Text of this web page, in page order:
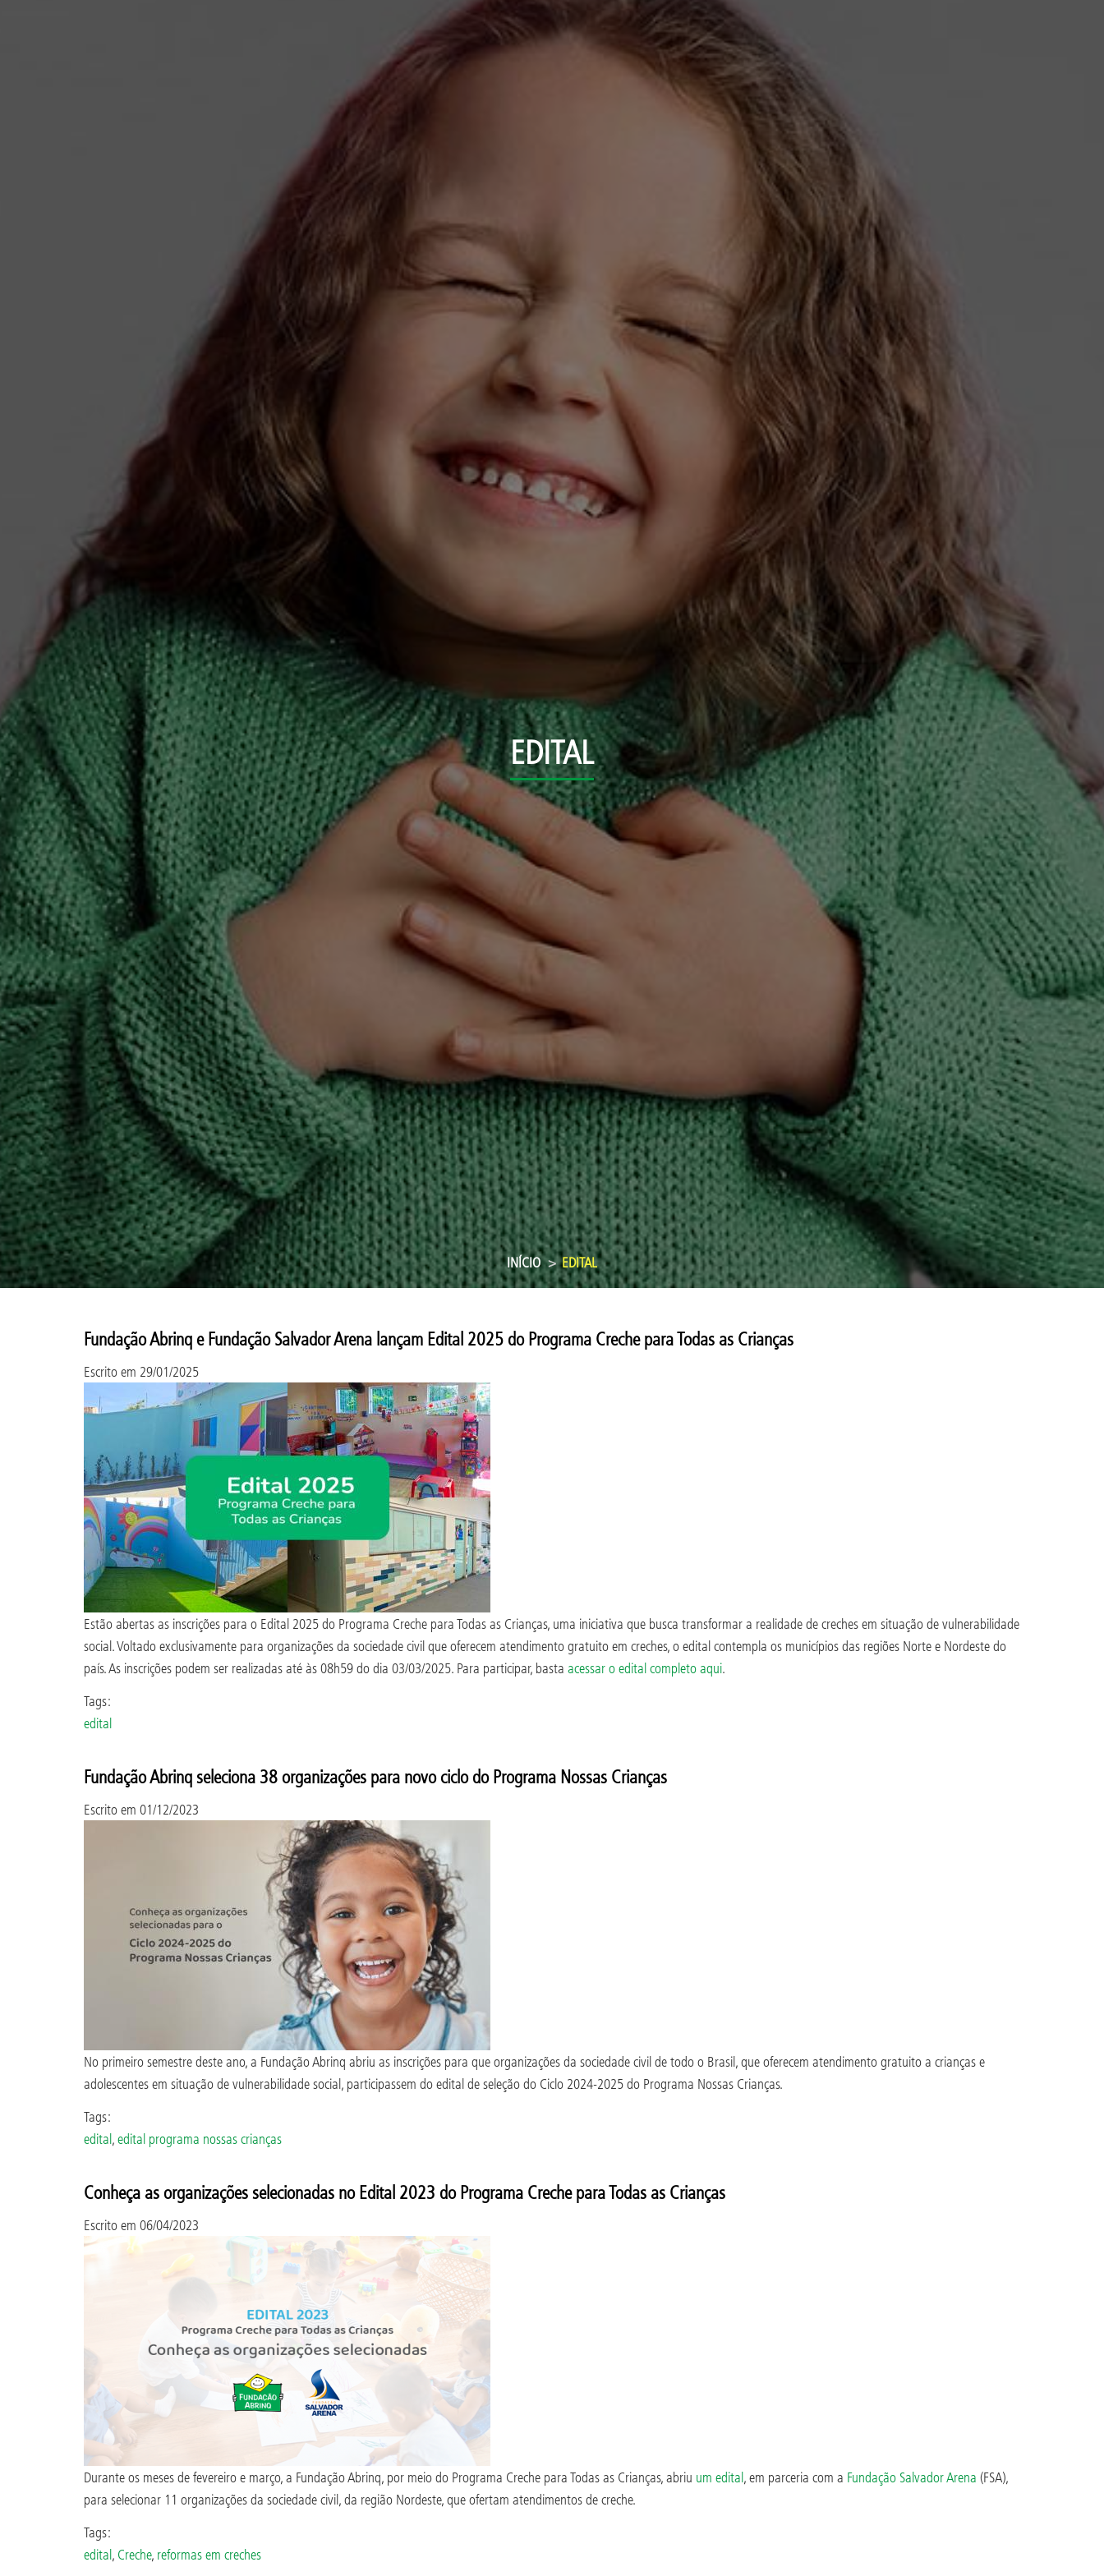
EDITAL
INÍCIO EDITAL
Fundação Abrinq e Fundação Salvador Arena lançam Edital 2025 do Programa Creche para Todas as Crianças
Escrito em 29/01/2025
Estão abertas as inscrições para o Edital 2025 do Programa Creche para Todas as Crianças, uma iniciativa que busca transformar a realidade de creches em situação de vulnerabilidade
social. Voltado exclusivamente para organizações da sociedade civil que oferecem atendimento gratuito em creches, o edital contempla os municípios das regiões Norte e Nordeste do
país. As inscrições podem ser realizadas até às 08h59 do dia 03/03/2025. Para participar, basta acessar o edital completo aqui.
Tags:
edital
Fundação Abrinq seleciona 38 organizações para novo ciclo do Programa Nossas Crianças
Escrito em 01/12/2023
No primeiro semestre deste ano, a Fundação Abrinq abriu as inscrições para que organizações da sociedade civil de todo o Brasil, que oferecem atendimento gratuito a crianças e
adolescentes em situação de vulnerabilidade social, participassem do edital de seleção do Ciclo 2024-2025 do Programa Nossas Crianças.
Tags:
edital,edital programa nossas crianças
Conheça as organizações selecionadas no Edital 2023 do Programa Creche para Todas as Crianças
Escrito em 06/04/2023
Durante os meses de fevereiro e março, a Fundação Abrinq, por meio do Programa Creche para Todas as Crianças, abriu um edital, em parceria com a Fundação Salvador Arena (FSA),
para selecionar 11 organizações da sociedade civil, da região Nordeste, que ofertam atendimentos de creche.
Tags:
edital, Creche, reformas em creches